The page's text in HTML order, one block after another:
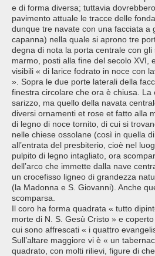
e di forma diversa; tuttavia
pavimento attuale le tracce delle
dunque tre navate con una facciata a
capanna) nella quale si aprono tre
degna di nota la porta centrale con
marmo, posti alla fine del secolo XVI,
visibili « di larice fodrato in noce con
». Sopra le due porte laterali della
finestra circolare che ora è chiusa. La
sarizzo, ma quello della navata
diversi ornamenti et rose et fatto alla
di legno di noce tornito, di cui si
nelle chiese ossolane (così in quella
all’entrata del presbiterio, cioè nel
pulpito di legno intagliato, ora
dell’arco che immette dalla nave
un crocefisso ligneo di grandezza
(la Madonna e S. Giovanni). Anche
scomparsa.
Il coro ha forma quadrata « tutto
morte di N. S. Gesù Cristo » e
cui sono affrescati « i quattro
Sull’altare maggiore vi è « un
quadrato, con molti rilievi, figure di